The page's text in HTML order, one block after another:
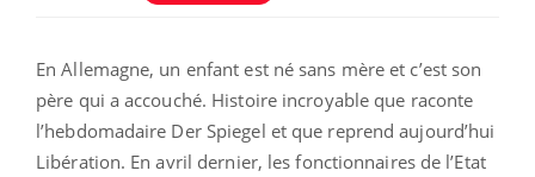
En Allemagne, un enfant est né sans mère et c’est son
père qui a accouché. Histoire incroyable que raconte
l’hebdomadaire Der Spiegel et que reprend aujourd’hui
Libération. En avril dernier, les fonctionnaires de l’Etat